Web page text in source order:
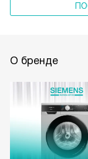
О бренде